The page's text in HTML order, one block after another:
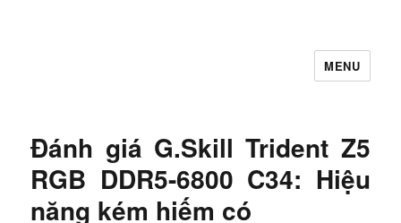
MENU
Đánh giá G.Skill Trident Z5
RGB DDR5-6800 C34: Hiệu
năng kém hiếm có